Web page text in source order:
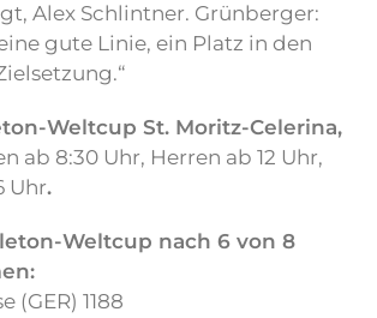
Alex Schlintner. Grünberger:
gute Linie, ein Platz in den
Weltcup St. Moritz-Celerina,
ab 8:30 Uhr, Herren ab 12 Uhr,
Uhr.
Weltcup nach 6 von 8
(GER) 1188